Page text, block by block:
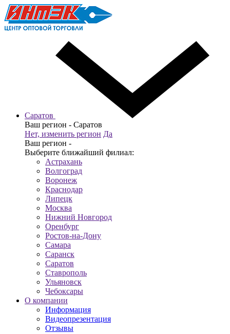
Саратов
Ваш регион - Саратов
Нет, изменить регион Да
Ваш регион -
Выберите ближайший филиал:
Астрахань
Волгоград
Воронеж
Краснодар
Липецк
Москва
Нижний Новгород
Оренбург
Ростов-на-Дону
Самара
Саранск
Саратов
Ставрополь
Ульяновск
Чебоксары
О компании
Информация
Видеопрезентация
Отзывы